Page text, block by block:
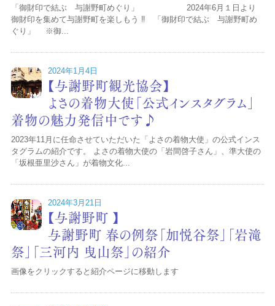
「御財印で結ぶ 与謝野町めぐり」 2024年6月１日より
御財印を集めて与謝野町を楽しもう ‼ 「御財印で結ぶ 与謝野町め
ぐり」 ※御...
2024年1月4日
【与謝野町観光協会】
よさの着物大使「公式インスタグラム」
着物の魅力発信中です♪
2023年11月に任命させていただいた「よさの着物大使」の公式インス
タグラムの紹介です。 よさの着物大使の「岩間啓子さん」、準大使の
「坂根亜里沙さん」が着物文化...
2024年3月21日
【与謝野町 】
与謝野町 春の例祭「加悦谷祭」「岩滝
祭」「三河内 曳山祭」の紹介
画像をクリックすると紹介ページに移動します